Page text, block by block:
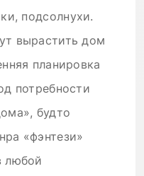
подсолнухи.
вырастить дом
планировка
потребности
будто
«фэнтези»
любой